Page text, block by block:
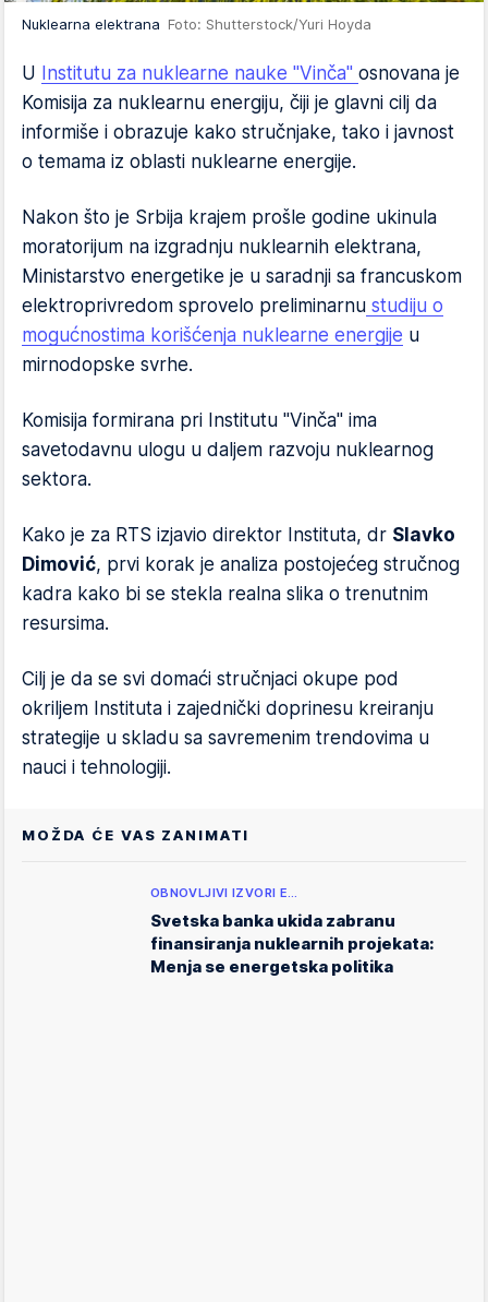
Nuklearna elektrana Foto: Shutterstock/Yuri Hoyda
U Institutu za nuklearne nauke "Vinča" osnovana je
Komisija za nuklearnu energiju, čiji je glavni cilj da
informiše i obrazuje kako stručnjake, tako i javnost
o temama iz oblasti nuklearne energije.
Nakon što je Srbija krajem prošle godine ukinula
moratorijum na izgradnju nuklearnih elektrana,
Ministarstvo energetike je u saradnji sa francuskom
elektroprivredom sprovelo preliminarnu studiju o
mogućnostima korišćenja nuklearne energije u
mirnodopske svrhe.
Komisija formirana pri Institutu "Vinča" ima
savetodavnu ulogu u daljem razvoju nuklearnog
sektora.
Kako je za RTS izjavio direktor Instituta, dr Slavko
Dimović, prvi korak je analiza postojećeg stručnog
kadra kako bi se stekla realna slika o trenutnim
resursima.
Cilj je da se svi domaći stručnjaci okupe pod
okriljem Instituta i zajednički doprinesu kreiranju
strategije u skladu sa savremenim trendovima u
nauci i tehnologiji.
MOŽDA ĆE VAS ZANIMATI
OBNOVLJIVI IZVORI E…
Svetska banka ukida zabranu
finansiranja nuklearnih projekata:
Menja se energetska politika